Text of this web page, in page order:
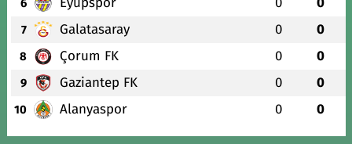
6
7 Galatasaray 0 0
8 Çorum FK 0 0
9 Gaziantep FK 0 0
10 Alanyaspor 0 0